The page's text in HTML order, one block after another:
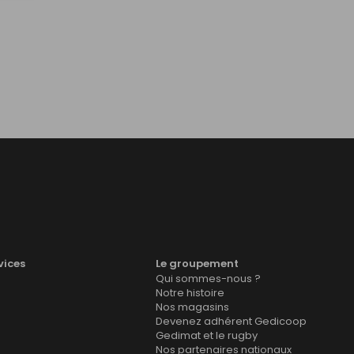
Le groupement
Qui sommes-nous ?
Notre histoire
Nos magasins
Devenez adhérent Gedicoop
Gedimat et le rugby
Nos partenaires nationaux